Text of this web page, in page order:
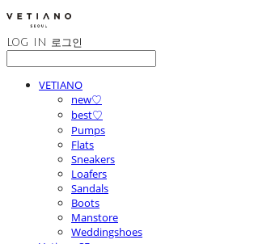
LOG IN 로그인
VETIANO
new♡
best♡
Pumps
Flats
Sneakers
Loafers
Sandals
Boots
Manstore
Weddingshoes